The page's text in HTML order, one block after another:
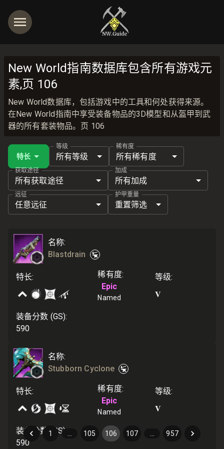
New World指南数据库包含所有游戏元
素,页 106
New World数据库，包括游戏中的工具和何处获得来源。
在New World指南中享受装备物品的3D模型和从盔甲到武
器的所有套装物品。页 106
特长
等级
所有等级
稀有度
所有稀有度
获取途径
所有获取途径
加成
所有加成
远征
任意远征
护甲重量
重置筛选
名称:
Blastdrain
特长: 稀有度:
Epic
Named
等级:
V
装备分数 (GS):
590
名称:
Stubborn Cyclone
特长: 稀有度:
Epic
Named
等级:
V
装备分数 (GS)
590
1 105 106 107 957